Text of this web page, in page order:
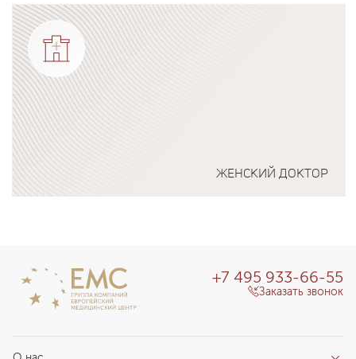
Подробнее о программе
ЖЕНСКИЙ ДОКТОР
+7 495 933-66-55
Заказать звонок